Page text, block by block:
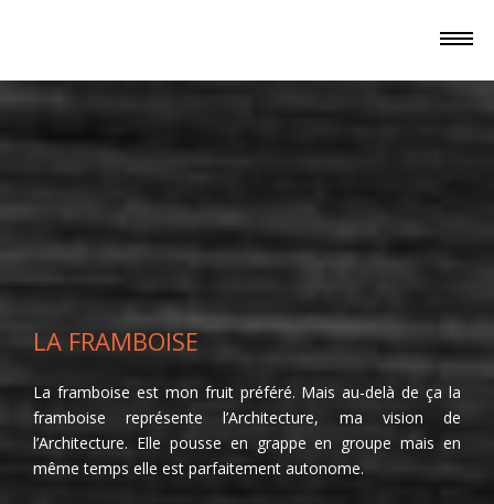
LA FRAMBOISE
La framboise est mon fruit préféré. Mais au-delà de ça la
framboise représente l’Architecture, ma vision de
l’Architecture. Elle pousse en grappe en groupe mais en
même temps elle est parfaitement autonome.